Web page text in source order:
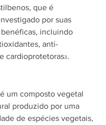
que é
por suas
incluindo
anti-
cardioprotetoras3.
um composto vegetal
produzido por uma
de espécies vegetais,